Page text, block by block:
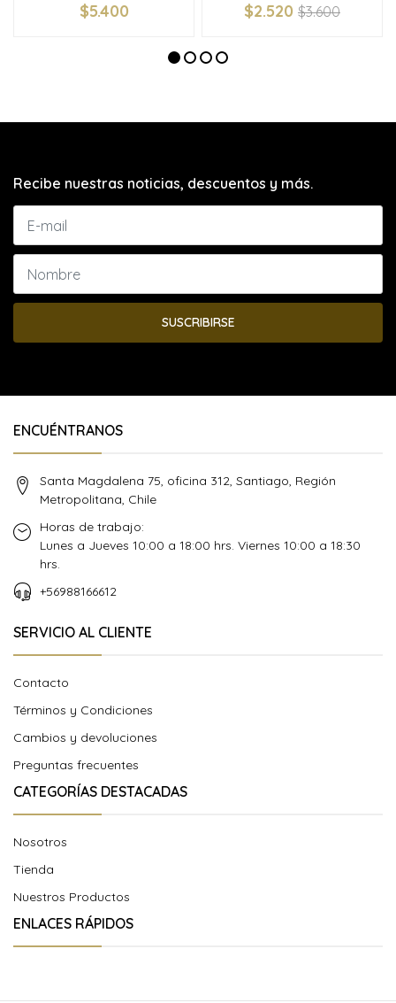
$5.400 $2.520 $3.600
Recibe nuestras noticias, descuentos y más.
SUSCRIBIRSE
ENCUÉNTRANOS
Santa Magdalena 75, oficina 312, Santiago, Región
Metropolitana, Chile
Horas de trabajo:
Lunes a Jueves 10:00 a 18:00 hrs. Viernes 10:00 a 18:30
hrs.
+56988166612
SERVICIO AL CLIENTE
Contacto
Términos y Condiciones
Cambios y devoluciones
Preguntas frecuentes
CATEGORÍAS DESTACADAS
Nosotros
Tienda
Nuestros Productos
ENLACES RÁPIDOS